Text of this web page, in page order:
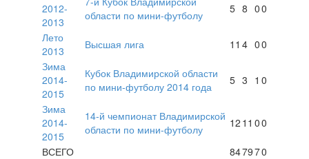
2012-
2013
области по мини-футболу
5 8 00
Лето
2013
Высшая лига 11 4 00
Зима
2014-
2015
Кубок Владимирской области
по мини-футболу 2014 года
5 3 1 0
Зима
2014-
2015
14-й чемпионат Владимирской
области по мини-футболу
12 11 00
ВСЕГО 847970